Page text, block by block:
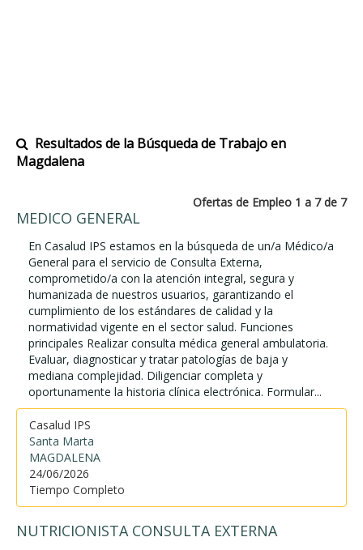
Resultados de la Búsqueda de Trabajo en
Magdalena
Ofertas de Empleo 1 a 7 de 7
MEDICO GENERAL
En Casalud IPS estamos en la búsqueda de un/a Médico/a
General para el servicio de Consulta Externa,
comprometido/a con la atención integral, segura y
humanizada de nuestros usuarios, garantizando el
cumplimiento de los estándares de calidad y la
normatividad vigente en el sector salud. Funciones
principales Realizar consulta médica general ambulatoria.
Evaluar, diagnosticar y tratar patologías de baja y
mediana complejidad. Diligenciar completa y
oportunamente la historia clínica electrónica. Formular...
Casalud IPS
Santa Marta
MAGDALENA
24/06/2026
Tiempo Completo
NUTRICIONISTA CONSULTA EXTERNA